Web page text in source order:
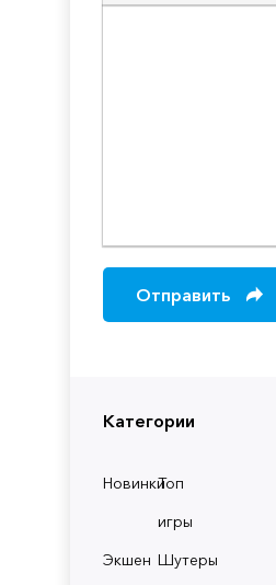
Категории
НовинкиТоп
игры
Экшен Шутеры
ВставкаВставка
Отправить